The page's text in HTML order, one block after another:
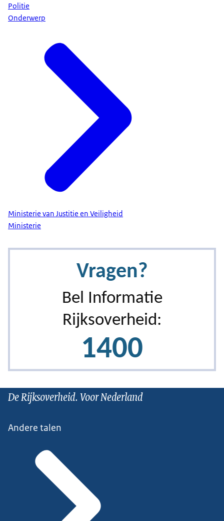
Politie
Onderwerp
Ministerie van Justitie en Veiligheid
Ministerie
De Rijksoverheid. Voor Nederland
Andere talen